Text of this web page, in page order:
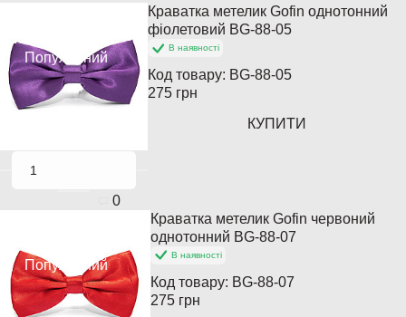
Популярний
0
Краватка метелик Gofin однотонний
фіолетовий BG-88-05
В наявності
Код товару: BG-88-05
275 грн
КУПИТИ
Популярний
Краватка метелик Gofin червоний
однотонний BG-88-07
В наявності
Код товару: BG-88-07
275 грн